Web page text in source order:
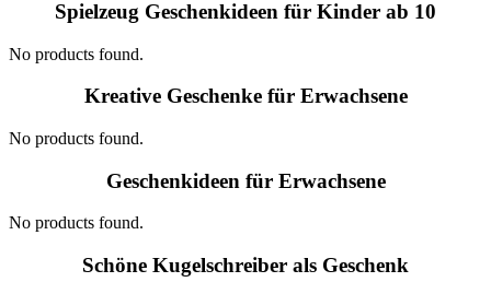
Spielzeug Geschenkideen für Kinder ab 10​
No products found.
Kreative Geschenke für Erwachsene
No products found.
Geschenkideen für Erwachsene
No products found.
Schöne Kugelschreiber als Geschenk